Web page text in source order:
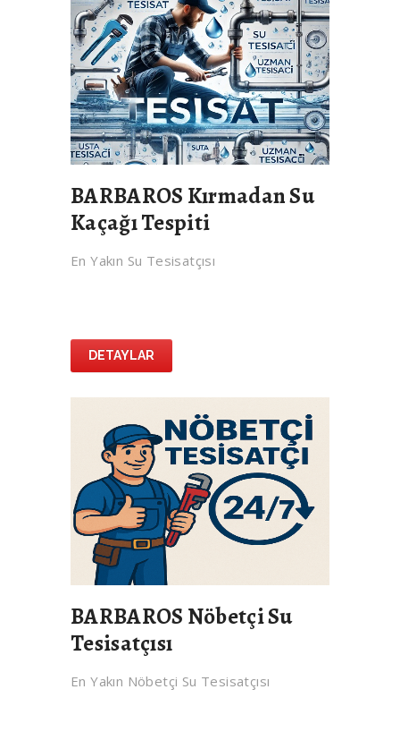
BARBAROS Kırmadan Su
Kaçağı Tespiti
En Yakın Su Tesisatçısı
DETAYLAR
BARBAROS Nöbetçi Su
Tesisatçısı
En Yakın Nöbetçi Su Tesisatçısı